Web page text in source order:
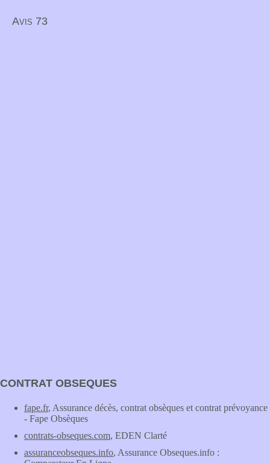
Avis 73
CONTRAT OBSEQUES
fape.fr, Assurance décès, contrat obsèques et contrat prévoyance
- Fape Obsèques
contrats-obseques.com, EDEN Clarté
assuranceobseques.info, Assurance Obseques.info :